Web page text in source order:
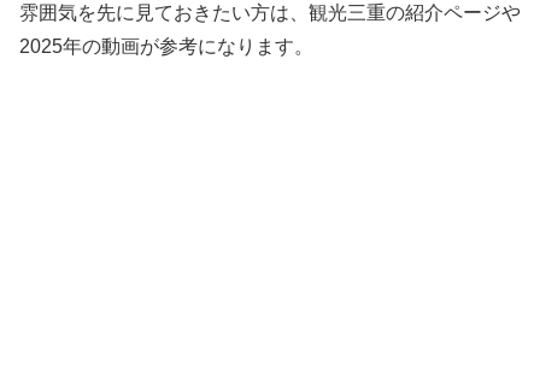
雰囲気を先に見ておきたい方は、観光三重の紹介ページや
2025年の動画が参考になります。